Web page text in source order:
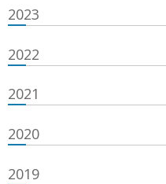
2023
2022
2021
2020
2019